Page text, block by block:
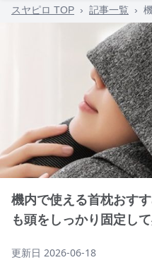
スヤピロ TOP › 記事一覧 ›
機内で使える首枕おす
も頭をしっかり固定し
更新日 2026-06-18